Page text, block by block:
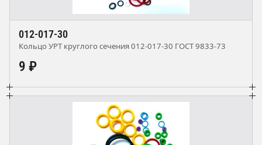
012-017-30
Кольцо УРТ круглого сечения 012-017-30 ГОСТ 9833-73
9 ₽